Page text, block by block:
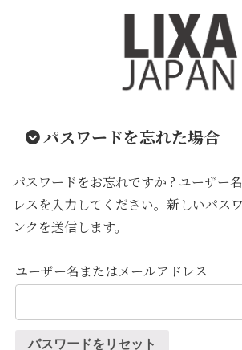
パスワードを忘れた場合
パスワードをお忘れですか ? ユーザー
レスを入力してください。新しいパス
ンクを送信します。
ユーザー名またはメールアドレス
パスワードをリセット